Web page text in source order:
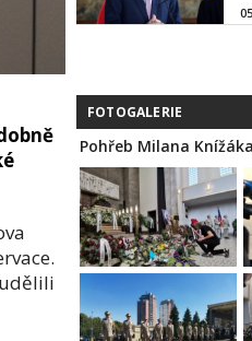
FOTOGALERIE
Pohřeb Milana Knížáka